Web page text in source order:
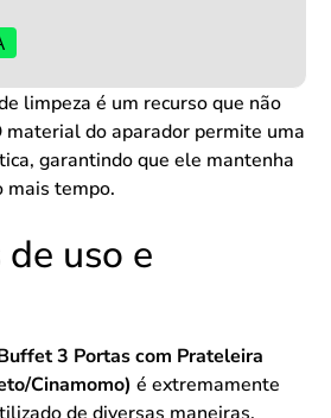
limpeza é um recurso que não
material do aparador permite uma
garantindo que ele mantenha
mais tempo.
uso e
3 Portas com Prateleira
Cinamomo) é extremamente